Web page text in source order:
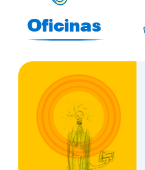
Oficinas